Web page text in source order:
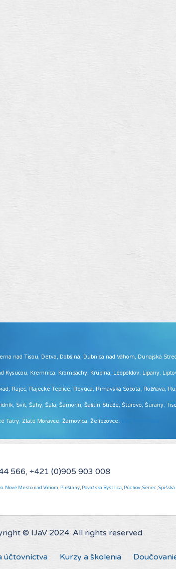
nad Tisou, Detva, Dobšiná, Dubnica nad Váhom, Dunajská
Kremnica, Krompachy, Krupina, Leopoldov, Lipany,
Rajec, Rajecké Teplice, Revúca, Rimavská Sobota, Rožňava,
Svit, Šahy, Šaľa, Šamorín, Šaštín-Stráže, Štúrovo, Šurany,
Tatry, Zlaté Moravce, Žarnovica, Želiezovce.
566, +421 (0)905 903 008
. Nové Mesto nad Váhom, Piešťany, Považská Bystrica, Púchov,Senec,
© IJaV 2024. All rights reserved.
účtovníctva Kurzy a školenia